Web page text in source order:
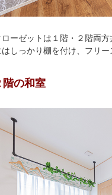
ーゼットは１階・２階両方
しっかり棚を付け、フリ
階の和室